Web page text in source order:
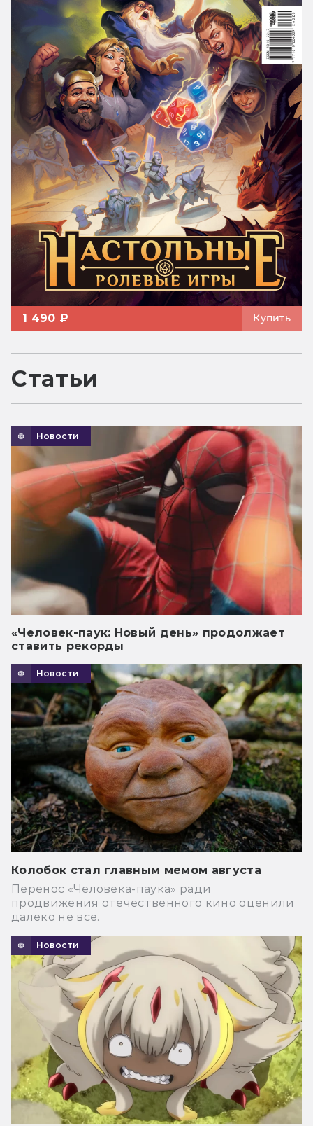
1 490 ₽ Купить
Статьи
Новости
«Человек-паук: Новый день» продолжает
ставить рекорды
Новости
Колобок стал главным мемом августа
Перенос «Человека-паука» ради
продвижения отечественного кино оценили
далеко не все.
Новости